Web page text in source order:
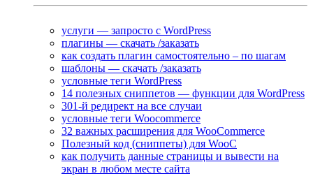
услуги — запросто с WordPress
плагины — скачать /заказать
как создать плагин самостоятельно – по шагам
шаблоны — скачать /заказать
условные теги WordPress
14 полезных сниппетов — функции для WordPress
301-й редирект на все случаи
условные теги Woocommerce
32 важных расширения для WooCommerce
Полезный код (сниппеты) для WooC
как получить данные страницы и вывести на
экран в любом месте сайта